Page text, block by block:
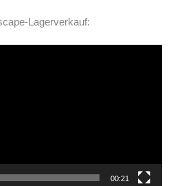
Lagerverkauf:
00:21